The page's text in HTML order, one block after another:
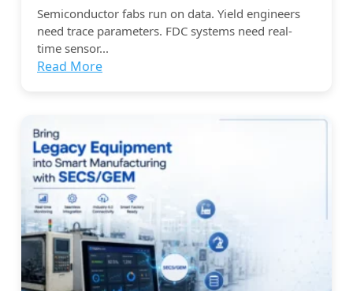
Semiconductor fabs run on data. Yield engineers
need trace parameters. FDC systems need real-
time sensor...
Read More